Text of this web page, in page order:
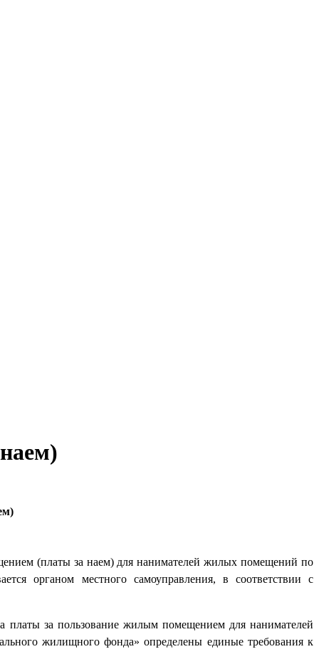
(платы за наем) для нанимателей жилых помещений по
органом местного самоуправления, в соответствии с
платы за пользование жилым помещением для нанимателей
жилищного фонда» определены единые требования к